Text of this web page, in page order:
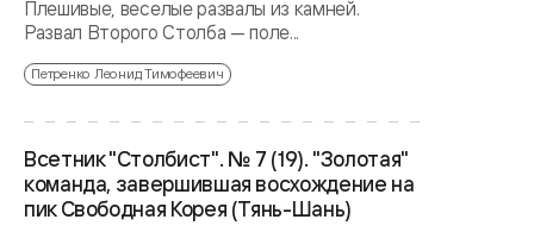
Плешивые, веселые развалы из камней.
Развал Второго Столба — поле...
Петренко Леонид Тимофеевич
Всетник "Столбист". № 7 (19). "Золотая"
команда, завершившая восхождение на
пик Свободная Корея (Тянь-Шань)